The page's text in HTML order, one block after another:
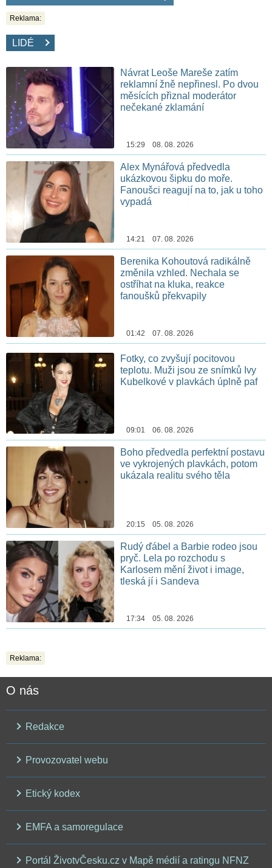
Reklama:
LIDÉ
Návrat Leoše Mareše zatím
reklamní žně nepřinesl. Po dvou
měsících přiznal moderátor
nečekané zklamání
15:29 08. 08. 2026
Alex Mynářová předvedla
ukázkovou šipku do moře.
Fanoušci reagují na to, jak u toho
vypadá
14:21 07. 08. 2026
Berenika Kohoutová radikálně
změnila vzhled. Nechala se
ostříhat na kluka, reakce
fanoušků překvapily
01:42 07. 08. 2026
Fotky, co zvyšují pocitovou
teplotu. Muži jsou ze snímků Ivy
Kubelkové v plavkách úplně paf
09:01 06. 08. 2026
Boho předvedla perfektní postavu
ve vykrojených plavkách, potom
ukázala realitu svého těla
20:15 05. 08. 2026
Rudý ďábel a Barbie rodeo jsou
pryč. Lela po rozchodu s
Karlosem mění život i image,
tleská jí i Sandeva
17:34 05. 08. 2026
Reklama:
O nás
Redakce
Provozovatel webu
Etický kodex
EMFA a samoregulace
Portál ŽivotvČesku.cz v Mapě médií a ratingu NFNZ